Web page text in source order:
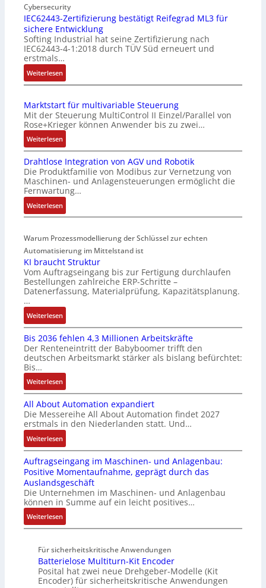
i
n
f
a
c
h
e
S
n
s
o
r
-
n
t
e
g
r
t
i
o
n
i
F
a
n
u
c
C
-
S
y
t
e
m
e
Cybersecurity
IEC62443-Zertifizierung bestätigt Reifegrad ML3 für
sichere Entwicklung
Softing Industrial hat seine Zertifizierung nach
IEC62443-4-1:2018 durch TÜV Süd erneuert und
erstmals…
Weiterlesen:
I
C
6
2
4
4
-
Z
e
r
t
f
i
z
i
e
u
n
b
e
ä
t
i
g
R
e
i
e
g
a
L
3
f
Marktstart für multivariable Steuerung
Mit der Steuerung MultiControl II Einzel/Parallel von
Rose+Krieger können Anwender bis zu zwei…
Weiterlesen:
M
a
r
k
t
s
t
r
t
f
ü
r
m
u
l
t
i
v
r
i
b
l
e
S
e
u
e
r
u
n
Drahtlose Integration von AGV und Robotik
Die Produktfamilie von Modibus zur Vernetzung von
Maschinen- und Anlagensteuerungen ermöglicht die
Fernwartung…
Weiterlesen:
D
a
h
t
l
o
s
e
I
n
t
e
g
r
a
t
i
o
n
v
o
n
A
G
V
u
n
d
o
b
o
Warum Prozessmodellierung der Schlüssel zur echten
Automatisierung im Mittelstand ist
KI braucht Struktur
Vom Auftragseingang bis zur Fertigung durchlaufen
Bestellungen zahlreiche ERP-Schritte –
Datenerfassung, Materialprüfung, Kapazitätsplanung.
…
Weiterlesen:
K
I
b
r
a
u
c
h
t
S
t
r
u
k
t
u
r
Bis 2036 fehlen 4,3 Millionen Arbeitskräfte
Der Renteneintritt der Babyboomer trifft den
deutschen Arbeitsmarkt stärker als bislang befürchtet:
Bis…
Weiterlesen:
B
i
s
2
0
3
6
f
e
h
l
e
n
,
3
M
i
All About Automation expandiert
Die Messereihe All About Automation findet 2027
erstmals in den Niederlanden statt. Und…
Weiterlesen:
A
l
l
A
b
o
u
t
u
t
o
m
Auftragseingang im Maschinen- und Anlagenbau:
Positive Momentaufnahme, geprägt durch das
Auslandsgeschäft
Die Unternehmen im Maschinen- und Anlagenbau
können in Summe auf ein leicht positives…
Weiterlesen:
A
f
t
r
a
Für sicherheitskritische Anwendungen
Batterielose Multiturn-Kit Encoder
Posital hat zwei neue Drehgeber-Modelle (Kit
Encoder) für sicherheitskritische Anwendungen